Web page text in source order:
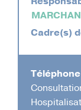
Cadre(s)